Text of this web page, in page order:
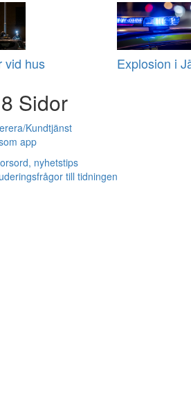
vid hus Explosion i
Sidor
Kundtjänst
app
nyhetstips
till tidningen